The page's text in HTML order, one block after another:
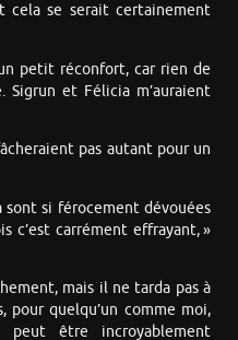
cela se serait certainement
petit réconfort, car rien de
Sigrun et Félicia m’auraient
pas autant pour un
sont si férocement dévouées
c’est carrément effrayant, »
mais il ne tarda pas à
pour quelqu’un comme moi,
être incroyablement